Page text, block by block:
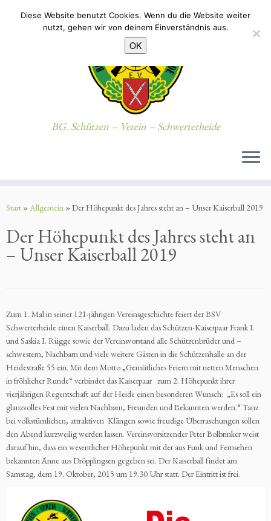
Inhalt
BG. Schützen – Verein – Schwerterheide
Start »Allgemein »Der Höhepunkt des Jahres steht an – Unser Kaiserball 2019
Der Höhepunkt des Jahres steht an
– Unser Kaiserball 2019
Zum 1. Mal in seiner 121-jährigen Vereinsgeschichte feiert der BSV
Schwerterheide einen Kaiserball. Dazu laden das Schützen-Kaiserpaar Frank I.
und Saskia I. Rügge sowie der Vereinsvorstand alle Schützenbrüder und –
schwestern, Nachbarn und viele weitere Gästen in die Schützenhalle an der
Heidestraße 55 ein. Mit dem Motto „Gemütliches Feiern mit netten Menschen
in fröhlicher Runde“ verbindet das Kaiserpaar zum 2. Höhepunkt ihrer
vierjährigen Regentschaft auf der Heide einen besonderen Wunsch: „Es soll ein
glanzvolles Fest mit vielen Nachbarn, Freunden und Bekannten werden.“ Tanz
bei volkstümlichen, attraktiven Klängen sowie freudige Überraschungen sollen
den Abend kurzweilig werden lassen. Vereinsvorsitzender Peter Bolbrinker weist
darauf hin, dass ein wesentlicher Höhepunkt mit der aus Funk und Fernsehen
bekannten Änne aus Dröpplingsen gegeben sei. Der Kaiserball findet am
Samstag, dem 19. Oktober, 2015 um 19.30 Uhr statt. Der Eintritt ist frei.
Diese Website benutzt Cookies. Wenn du die Website weiter
nutzt, gehen wir von deinem Einverständnis aus.
OK